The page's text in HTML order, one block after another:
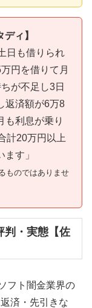
ィ】
日も借りられ
円を借りて月
が不足し3日
返済額が6万8
も利息が乗り
計20万円以上
す」
ものではありませ
判・実態【佐
フト闇金業界の
済・先引きな